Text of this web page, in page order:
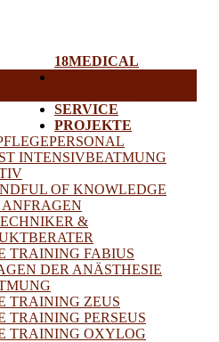
18MEDICAL
INTENSIVBEATMUNG
OF KNOWLEDGE
&
TRAINING FABIUS
DER ANÄSTHESIE
TRAINING ZEUS
TRAINING PERSEUS
TRAINING OXYLOG
SERVICE
PROJEKTE